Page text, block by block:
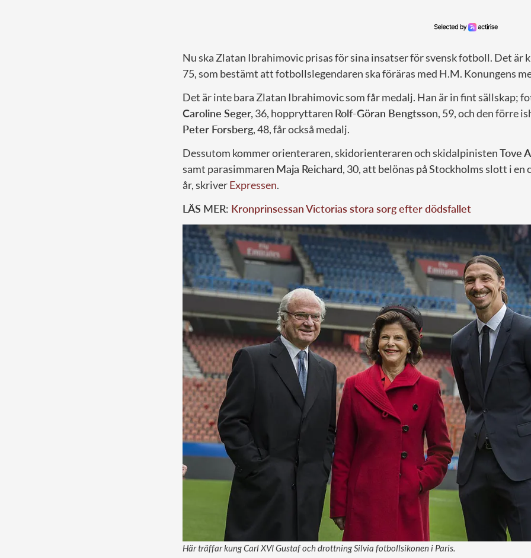
Nu ska Zlatan Ibrahimovic prisas för sina insatser för svensk fotboll. Det är
75, som bestämt att fotbollslegendaren ska föräras med H.M. Konungens
Det är inte bara Zlatan Ibrahimovic som får medalj. Han är in fint sällskap;
Caroline Seger, 36, hoppryttaren Rolf-Göran Bengtsson, 59, och den förre
Peter Forsberg, 48, får också medalj.
Dessutom kommer orienteraren, skidorienteraren och skidalpinistenTove
samt parasimmaren Maja Reichard, 30, att belönas på Stockholms slott i en
år, skriverExpressen.
LÄS MER: Kronprinsessan Victorias stora sorg efter dödsfallet
Här träffar kung Carl XVI Gustaf och drottning Silvia fotbollsikonen i Paris.